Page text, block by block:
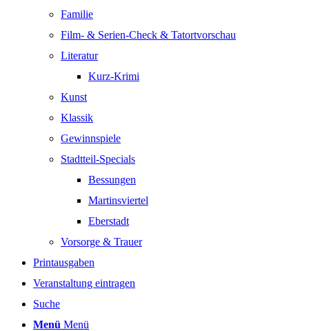
Familie
Film- & Serien-Check & Tatortvorschau
Literatur
Kurz-Krimi
Kunst
Klassik
Gewinnspiele
Stadtteil-Specials
Bessungen
Martinsviertel
Eberstadt
Vorsorge & Trauer
Printausgaben
Veranstaltung eintragen
Suche
Menü Menü